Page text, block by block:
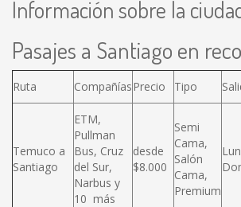
Información sobre la
Pasajes a Santiago en
Ruta CompañíasPrecio Tipo
Temuco a
Santiago
ETM,
Pullman
Bus, Cruz
del Sur,
Narbus y
10 más
desde
$8.000
Semi
Cama,
Salón
Cama,
Premium